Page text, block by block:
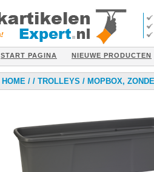
START PAGINA NIEUWE PRODUCTEN
HOME / / TROLLEYS / MOPBOX,